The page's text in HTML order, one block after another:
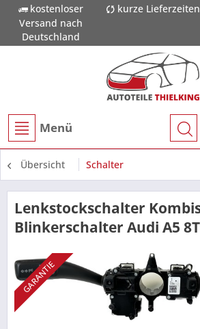
kostenloser
Versand nach
Deutschland
kurze Lieferzeiten
Menü
Übersicht Schalter
Lenkstockschalter
Blinkerschalter Audi A5 8T
GARANTIE